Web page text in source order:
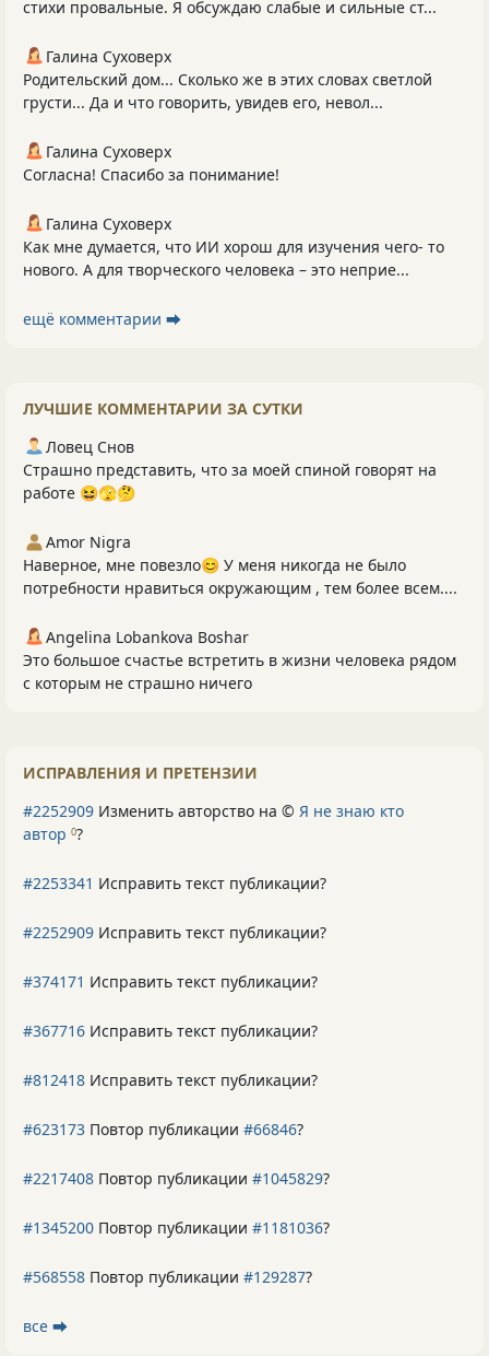
стихи провальные. Я обсуждаю слабые и сильные ст...
Галина Суховерх
Родительский дом... Сколько же в этих словах светлой
грусти... Да и что говорить, увидев его, невол...
Галина Суховерх
Согласна! Спасибо за понимание!
Галина Суховерх
Как мне думается, что ИИ хорош для изучения чего- то
нового. А для творческого человека – это неприе...
ещё комментарии ⮕
ЛУЧШИЕ КОММЕНТАРИИ ЗА СУТКИ
Ловец Снов
Страшно представить, что за моей спиной говорят на
работе 😆🫣🤔
Amor Nigra
Наверное, мне повезло😊 У меня никогда не было
потребности нравиться окружающим , тем более всем....
Angelina Lobankova Boshar
Это большое счастье встретить в жизни человека рядом
с которым не страшно ничего
ИСПРАВЛЕНИЯ И ПРЕТЕНЗИИ
#2252909 Изменить авторство на © Я не знаю кто
автор 0?
#2253341 Исправить текст публикации?
#2252909 Исправить текст публикации?
#374171 Исправить текст публикации?
#367716 Исправить текст публикации?
#812418 Исправить текст публикации?
#623173 Повтор публикации #66846?
#2217408 Повтор публикации #1045829?
#1345200 Повтор публикации #1181036?
#568558 Повтор публикации #129287?
все ⮕